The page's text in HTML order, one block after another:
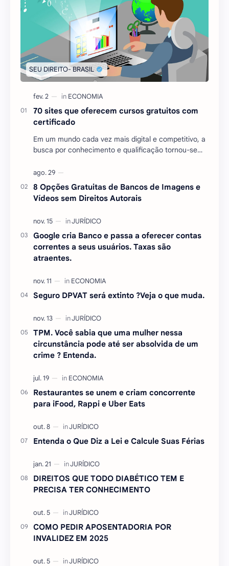
70 sites que oferecem cursos gratuitos com
certificado
Em um mundo cada vez mais digital e competitivo, a
busca por conhecimento e qualificação tornou-se
…
8 Opções Gratuitas de Bancos de Imagens e
Vídeos sem Direitos Autorais
Google cria Banco e passa a oferecer contas
correntes a seus usuários. Taxas são
atraentes.
Seguro DPVAT será extinto ?Veja o que muda.
TPM. Você sabia que uma mulher nessa
circunstância pode até ser absolvida de um
crime ? Entenda.
Restaurantes se unem e criam concorrente
para iFood, Rappi e Uber Eats
Entenda o Que Diz a Lei e Calcule Suas Férias
DIREITOS QUE TODO DIABÉTICO TEM E
PRECISA TER CONHECIMENTO
COMO PEDIR APOSENTADORIA POR
INVALIDEZ EM 2025